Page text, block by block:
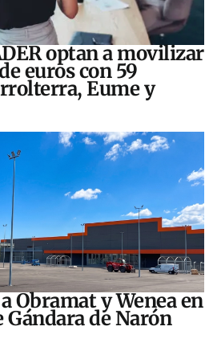
optan a movilizar
euros con 59
Eume y
Obramat y Wenea en
Gándara de Narón